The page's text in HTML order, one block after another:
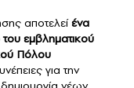
αποτελείένα
εμβληματικού
Πόλου
για την